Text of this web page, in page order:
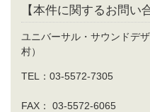
【本件に関するお問い
ユニバーサル・サウンドデ
村）
TEL：03-5572-7305
FAX： 03-5572-6065